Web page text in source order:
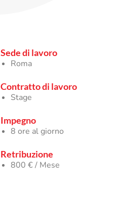
Sede di lavoro
Roma
Contratto di lavoro
Stage
Impegno
8 ore al giorno
Retribuzione
800 € / Mese